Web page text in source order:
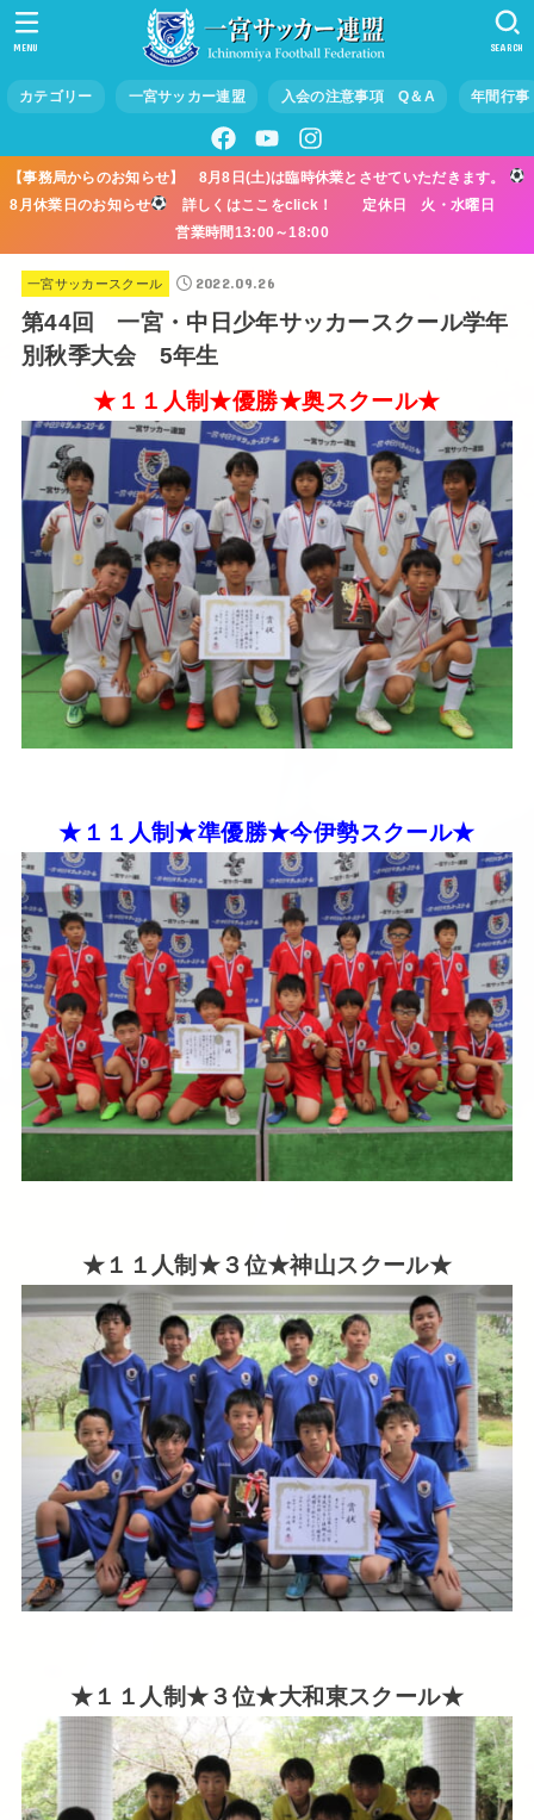
カテゴリー 一宮サッカー連盟 入会の注意事項 Q＆A 年間行事
SEARCH
MENU
【事務局からのお知らせ】 8月8日(土)は臨時休業とさせていただきます。
8月休業日のお知らせ
詳しくはここをclick！ 定休日 火・水曜日
営業時間13:00～18:00
一宮サッカースクール 2022.09.26
第44回 一宮・中日少年サッカースクール学年
別秋季大会 5年生
★１１人制★優勝★奥スクール★
★１１人制★準優勝★今伊勢スクール★
★１１人制★３位★神山スクール★
★１１人制★３位★大和東スクール★